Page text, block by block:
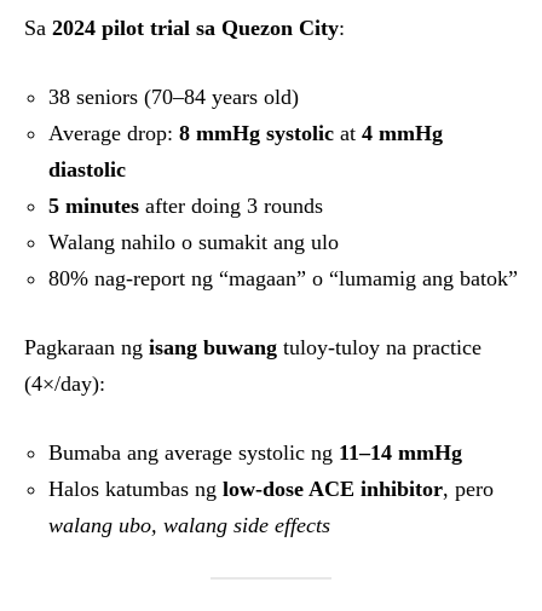
Sa 2024 pilot trial sa Quezon City:
38 seniors (70–84 years old)
Average drop: 8 mmHg systolic at 4 mmHg
diastolic
5 minutes after doing 3 rounds
Walang nahilo o sumakit ang ulo
80% nag-report ng “magaan” o “lumamig ang batok”
Pagkaraan ng isang buwang tuloy-tuloy na practice
(4×/day):
Bumaba ang average systolic ng 11–14 mmHg
Halos katumbas ng low-dose ACE inhibitor, pero
walang ubo, walang side effects